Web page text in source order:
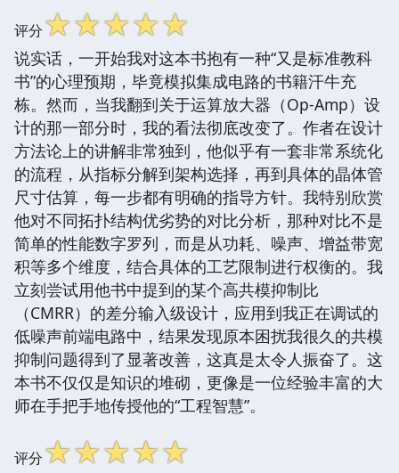
评分☆☆☆☆☆
说实话，一开始我对这本书抱有一种“又是标准教科
书”的心理预期，毕竟模拟集成电路的书籍汗牛充
栋。然而，当我翻到关于运算放大器（Op-Amp）设
计的那一部分时，我的看法彻底改变了。作者在设计
方法论上的讲解非常独到，他似乎有一套非常系统化
的流程，从指标分解到架构选择，再到具体的晶体管
尺寸估算，每一步都有明确的指导方针。我特别欣赏
他对不同拓扑结构优劣势的对比分析，那种对比不是
简单的性能数字罗列，而是从功耗、噪声、增益带宽
积等多个维度，结合具体的工艺限制进行权衡的。我
立刻尝试用他书中提到的某个高共模抑制比
（CMRR）的差分输入级设计，应用到我正在调试的
低噪声前端电路中，结果发现原本困扰我很久的共模
抑制问题得到了显著改善，这真是太令人振奋了。这
本书不仅仅是知识的堆砌，更像是一位经验丰富的大
师在手把手地传授他的“工程智慧”。
评分☆☆☆☆☆